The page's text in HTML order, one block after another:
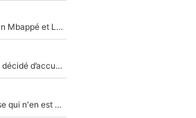
La Liga sur beIN SPORTS, c’est terminé : Kylian Mbappé et Lamine Yamal changent de chaîne, «le moment était venu d'ouvrir un nouveau chapitre»
Avant l’annonce de sa première liste, Zidane a décidé d’accueillir une nouvelle tête en équipe de France
Mercato - Analyse : Real-Vinicius Jr, la surprise qui n'en est pas une...